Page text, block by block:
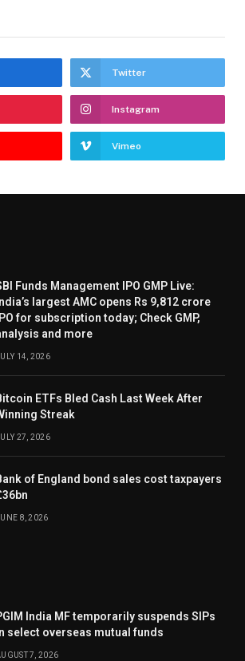
Twitter
Instagram
Vimeo
Funds Management IPO GMP Live:
India’s largest AMC opens Rs 9,812 crore
IPO for subscription today; Check GMP,
and more
14, 2026
ETFs Bled Cash Last Week After
Streak
27, 2026
of England bond sales cost taxpayers
8, 2026
India MF temporarily suspends SIPs
select overseas mutual funds
7, 2026